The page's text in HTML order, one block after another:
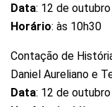
Data: 12 de
Horário: às 10h30
Contação de
Daniel Aureliano e
Data: 12 de